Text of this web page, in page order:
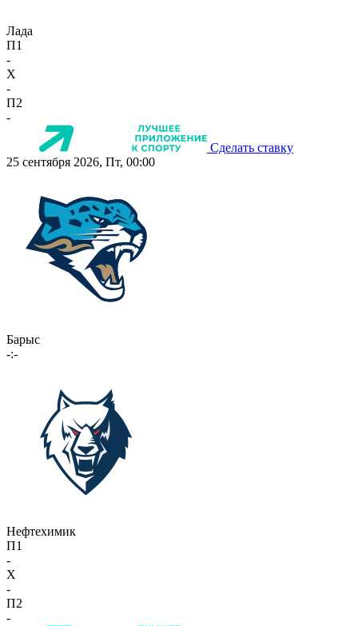
Лада
П1
-
X
-
П2
-
Сделать ставку
25 сентября 2026, Пт, 00:00
Барыс
-:-
Нефтехимик
П1
-
X
-
П2
-